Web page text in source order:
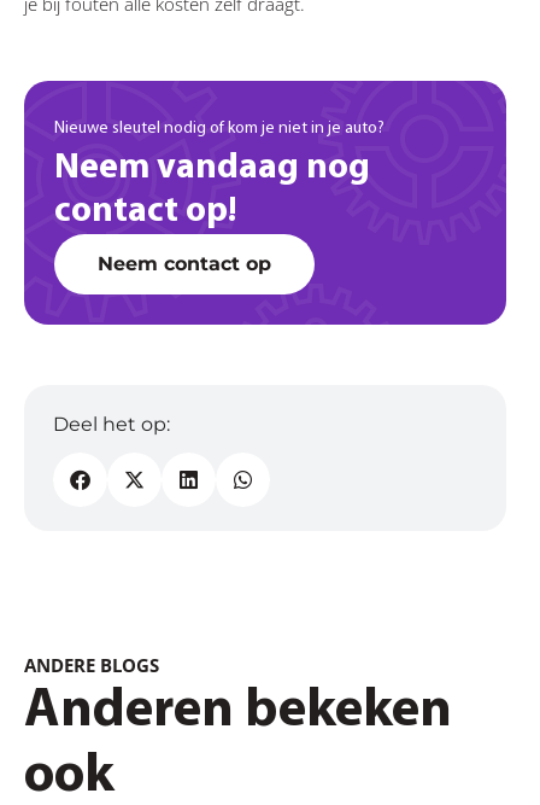
Nieuwe sleutel nodig of kom je niet in je auto?
Neem vandaag nog
contact op!
Neem contact op
ANDERE BLOGS
Anderen bekeken
ook